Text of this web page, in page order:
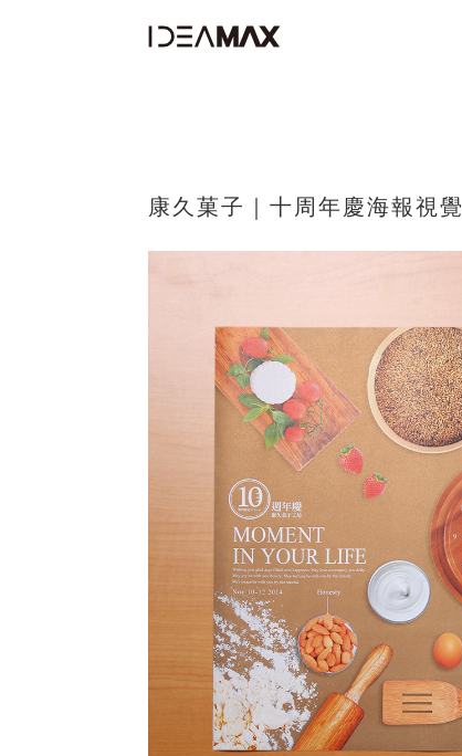
康久菓子｜十周年慶海報視覺